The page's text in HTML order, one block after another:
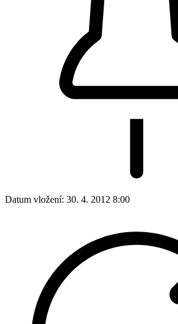
Datum vložení: 30. 4. 2012 8:00